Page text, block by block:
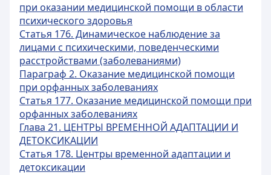
при оказании медицинской помощи в области
психического здоровья
Статья 176. Динамическое наблюдение за
лицами с психическими, поведенческими
расстройствами (заболеваниями)
Параграф 2. Оказание медицинской помощи
при орфанных заболеваниях
Статья 177. Оказание медицинской помощи при
орфанных заболеваниях
Глава 21. ЦЕНТРЫ ВРЕМЕННОЙ АДАПТАЦИИ И
ДЕТОКСИКАЦИИ
Статья 178. Центры временной адаптации и
детоксикации